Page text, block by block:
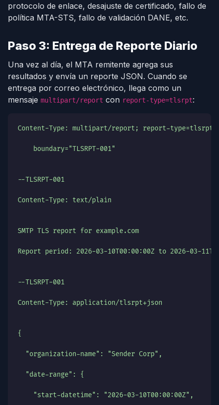
protocolo de enlace, desajuste de certificado, fallo de
política MTA-STS, fallo de validación DANE, etc.
Paso 3: Entrega de Reporte Diario
Una vez al día, el MTA remitente agrega sus
resultados y envía un reporte JSON. Cuando se
entrega por correo electrónico, llega como un
mensaje multipart/report con report-type=tlsrpt:
Content-Type: multipart/report; report-type=tlsrpt;
    boundary="TLSRPT-001"
--TLSRPT-001
Content-Type: text/plain
SMTP TLS report for example.com
Report period: 2026-03-10T00:00:00Z to 2026-03-
--TLSRPT-001
Content-Type: application/tlsrpt+json
{
  "organization-name": "Sender Corp",
  "date-range": {
    "start-datetime": "2026-03-10T00:00:00Z",